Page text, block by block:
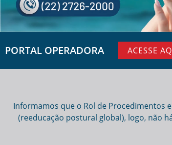
PORTAL OPERADORA ACESSE
Informamos que o Rol de Procedimentos
(reeducação postural global), logo, não